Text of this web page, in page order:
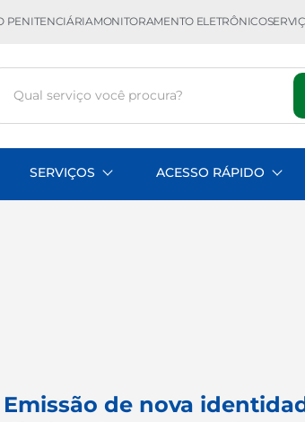
PENITENCIÁRIAMONITORAMENTO ELETRÔNICO
SERVIÇOS ACESSO RÁPIDO
Emissão de nova